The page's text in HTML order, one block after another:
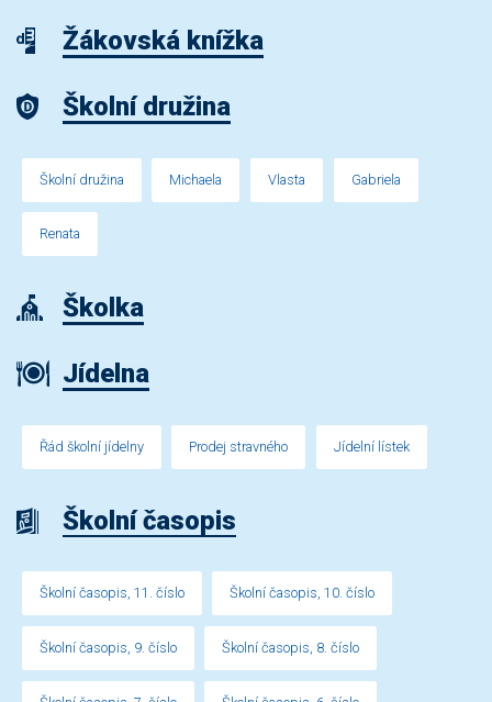
Žákovská knížka
Školní družina
Školní družina Michaela Vlasta Gabriela
Renata
Školka
Jídelna
Řád školní jídelny Prodej stravného Jídelní lístek
Školní časopis
Školní časopis, 11. číslo Školní časopis, 10. číslo
Školní časopis, 9. číslo Školní časopis, 8. číslo